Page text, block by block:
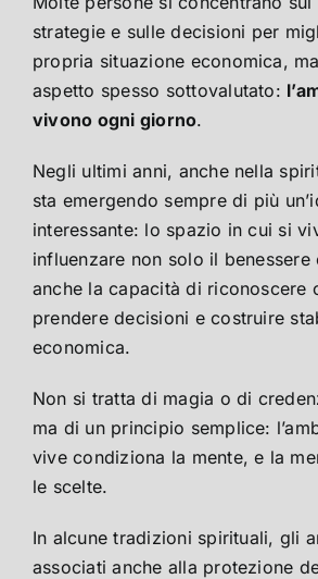
strategie e sulle decisioni per
propria situazione economica,
aspetto spesso sottovalutato:
vivono ogni giorno.
Negli ultimi anni, anche nella
sta emergendo sempre di più
interessante: lo spazio in cui si
influenzare non solo il benessere
anche la capacità di riconoscere
prendere decisioni e costruire
economica.
Non si tratta di magia o di
ma di un principio semplice:
vive condiziona la mente, e la
le scelte.
In alcune tradizioni spirituali, gli
associati anche alla protezione